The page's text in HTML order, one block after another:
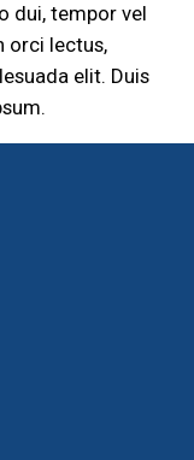
dui, tempor vel
orci lectus,
elit. Duis